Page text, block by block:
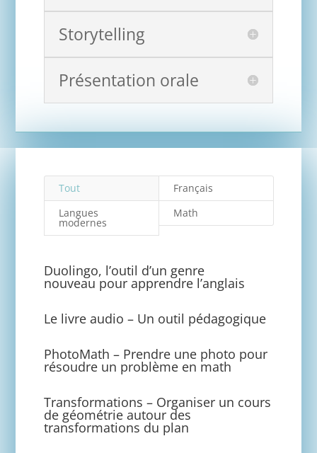
Storytelling
Présentation orale
Tout
Français
Langues
modernes
Math
Duolingo, l’outil d’un genre
nouveau pour apprendre l’anglais
Le livre audio – Un outil pédagogique
PhotoMath – Prendre une photo pour
résoudre un problème en math
Transformations – Organiser un cours
de géométrie autour des
transformations du plan